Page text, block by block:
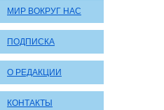
МИР ВОКРУГ НАС
ПОДПИСКА
О РЕДАКЦИИ
КОНТАКТЫ